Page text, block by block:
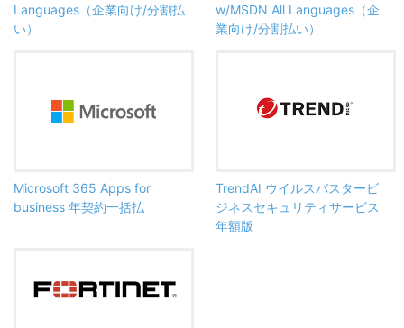
Languages（企業向け/分割払
い）
w/MSDN All Languages（企
業向け/分割払い）
Microsoft 365 Apps for
business 年契約一括払
TrendAI ウイルスバスタービ
ジネスセキュリティサービス
年額版